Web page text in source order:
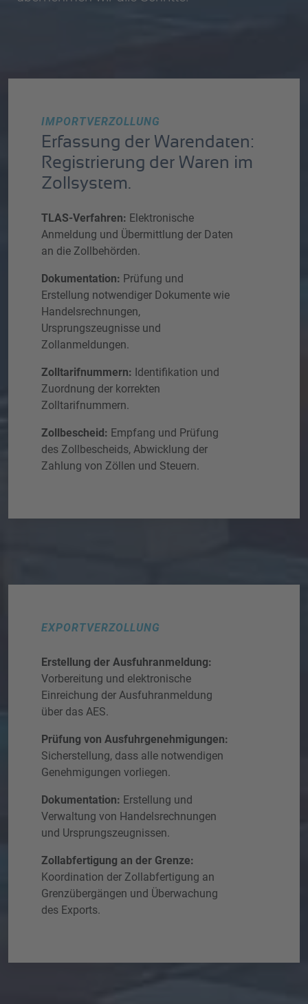
IMPORTVERZOLLUNG
Erfassung der Warendaten:
Registrierung der Waren im
Zollsystem.
TLAS-Verfahren: Elektronische
Anmeldung und Übermittlung der Daten
an die Zollbehörden.
Dokumentation: Prüfung und
Erstellung notwendiger Dokumente wie
Handelsrechnungen,
Ursprungszeugnisse und
Zollanmeldungen.
Zolltarifnummern: Identifikation und
Zuordnung der korrekten
Zolltarifnummern.
Zollbescheid: Empfang und Prüfung
des Zollbescheids, Abwicklung der
Zahlung von Zöllen und Steuern.
EXPORTVERZOLLUNG
Erstellung der Ausfuhranmeldung:
Vorbereitung und elektronische
Einreichung der Ausfuhranmeldung
über das AES.
Prüfung von Ausfuhrgenehmigungen:
Sicherstellung, dass alle notwendigen
Genehmigungen vorliegen.
Dokumentation: Erstellung und
Verwaltung von Handelsrechnungen
und Ursprungszeugnissen.
Zollabfertigung an der Grenze:
Koordination der Zollabfertigung an
Grenzübergängen und Überwachung
des Exports.